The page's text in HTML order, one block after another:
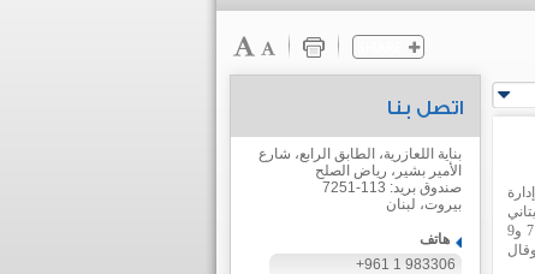
يُقام في ألمانيا بين 7 و9
اتصل بنا
بناية اللعازرية، الطابق الرابع، شارع
الأمير بشير، رياض الصلح
صندوق بريد: 113-7251
بيروت، لبنان
هاتف
+961 1 983306